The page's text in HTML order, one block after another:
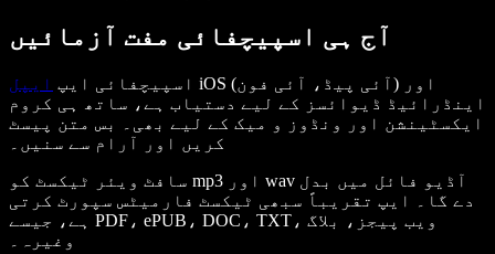
آج ہی اسپیچفائی مفت آزمائیں
اسپیچفائی ایپ ایپل
iOS (آئی پیڈ، آئی فون) اور
اینڈرائیڈ ڈیوائسز کے لیے دستیاب ہے، ساتھ ہی کروم
ایکسٹینشن اور ونڈوز و میک کے لیے بھی۔ بس متن پیسٹ
کریں اور آرام سے سنیں۔
سافٹ ویئر ٹیکسٹ کو mp3 اور wav آڈیو فائل میں بدل
دے گا۔ ایپ تقریباً سبھی ٹیکسٹ فارمیٹس سپورٹ کرتی
ہے، جیسے PDF، ePUB، DOC، TXT، ویب پیجز، بلاگ
وغیرہ۔